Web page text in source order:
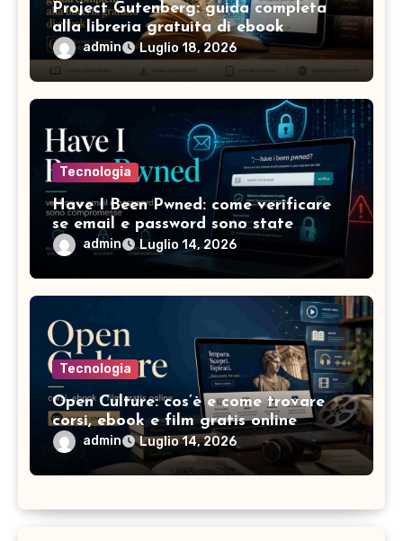
Project Gutenberg: guida completa
alla libreria gratuita di ebook
admin Luglio 18, 2026
Tecnologia
Have I Been Pwned: come verificare
se email e password sono state
compromesse
admin Luglio 14, 2026
Tecnologia
Open Culture: cos’è e come trovare
corsi, ebook e film gratis online
admin Luglio 14, 2026